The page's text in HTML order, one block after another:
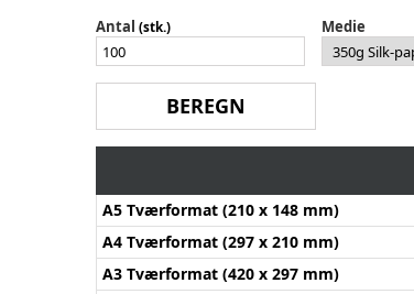
Antal (stk.) Medie
A5 Tværformat (210 x 148 mm)
A4 Tværformat (297 x 210 mm)
A3 Tværformat (420 x 297 mm)